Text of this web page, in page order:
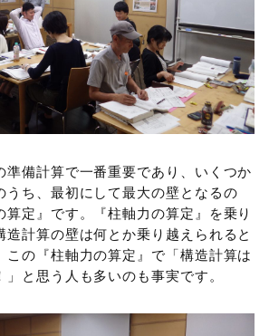
準備計算で一番重要であり、いくつか
うち、最初にして最大の壁となるの
算定』です。『柱軸力の算定』を乗り
造計算の壁は何とか乗り越えられると
この『柱軸力の算定』で「構造計算は
と思う人も多いのも事実です。